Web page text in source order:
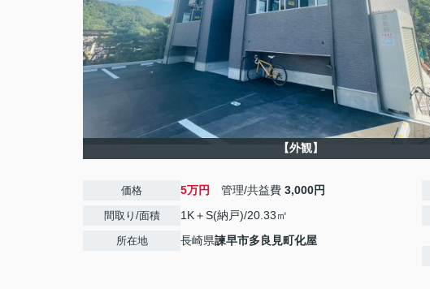
【外観】
価格 5万円 管理/共益費 3,000円
間取り/面積 1K＋S(納戸)/20.33㎡
所在地 長崎県諫早市多良見町化屋